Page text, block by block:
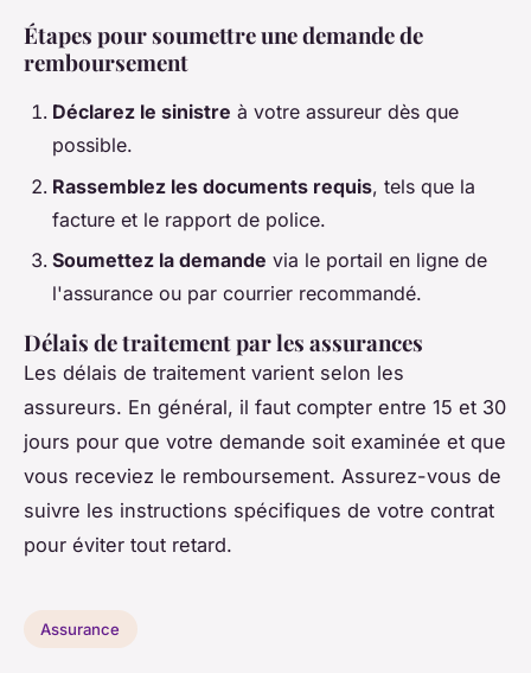
Étapes pour soumettre une demande de
remboursement
Déclarez le sinistre à votre assureur dès que
possible.
Rassemblez les documents requis, tels que la
facture et le rapport de police.
Soumettez la demande via le portail en ligne de
l'assurance ou par courrier recommandé.
Délais de traitement par les assurances
Les délais de traitement varient selon les
assureurs. En général, il faut compter entre 15 et 30
jours pour que votre demande soit examinée et que
vous receviez le remboursement. Assurez-vous de
suivre les instructions spécifiques de votre contrat
pour éviter tout retard.
Assurance